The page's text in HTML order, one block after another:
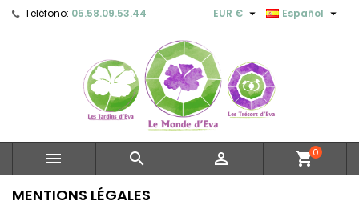
Teléfono: 05.58.09.53.44 Español 
EUR € 
   shopping_cart0
MENTIONS LÉGALES